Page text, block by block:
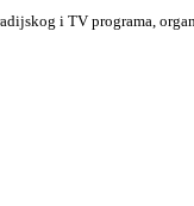
i TV programa,